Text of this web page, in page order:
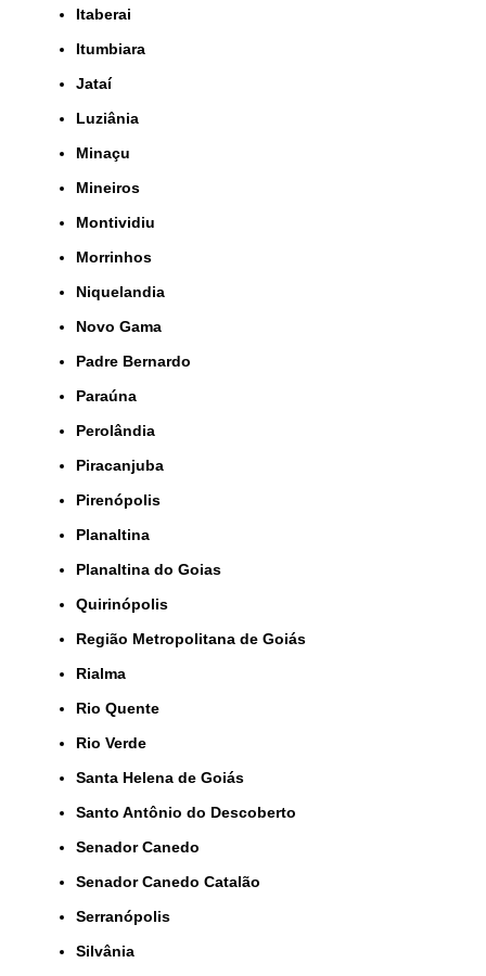
Itaberai
Itumbiara
Jataí
Luziânia
Minaçu
Mineiros
Montividiu
Morrinhos
Niquelandia
Novo Gama
Padre Bernardo
Paraúna
Perolândia
Piracanjuba
Pirenópolis
Planaltina
Planaltina do Goias
Quirinópolis
Região Metropolitana de Goiás
Rialma
Rio Quente
Rio Verde
Santa Helena de Goiás
Santo Antônio do Descoberto
Senador Canedo
Senador Canedo Catalão
Serranópolis
Silvânia